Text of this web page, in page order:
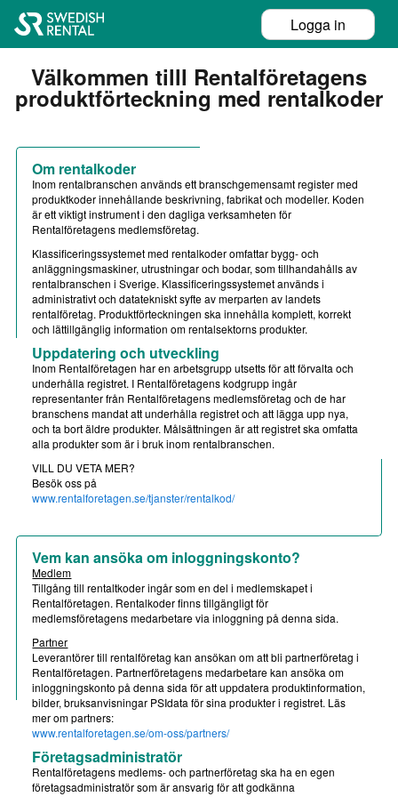
Logga in
Välkommen tilll Rentalföretagens
produktförteckning med rentalkoder
Om rentalkoder
Inom rentalbranschen används ett branschgemensamt register med
produktkoder innehållande beskrivning, fabrikat och modeller. Koden
är ett viktigt instrument i den dagliga verksamheten för
Rentalföretagens medlemsföretag.
Klassificeringssystemet med rentalkoder omfattar bygg- och
anläggningsmaskiner, utrustningar och bodar, som tillhandahålls av
rentalbranschen i Sverige. Klassificeringssystemet används i
administrativt och datatekniskt syfte av merparten av landets
rentalföretag. Produktförteckningen ska innehålla komplett, korrekt
och lättillgänglig information om rentalsektorns produkter.
Uppdatering och utveckling
Inom Rentalföretagen har en arbetsgrupp utsetts för att förvalta och
underhålla registret. I Rentalföretagens kodgrupp ingår
representanter från Rentalföretagens medlemsföretag och de har
branschens mandat att underhålla registret och att lägga upp nya,
och ta bort äldre produkter. Målsättningen är att registret ska omfatta
alla produkter som är i bruk inom rentalbranschen.
VILL DU VETA MER?
Besök oss på
www.rentalforetagen.se/tjanster/rentalkod/
Vem kan ansöka om inloggningskonto?
Medlem
Tillgång till rentaltkoder ingår som en del i medlemskapet i
Rentalföretagen. Rentalkoder finns tillgängligt för
medlemsföretagens medarbetare via inloggning på denna sida.
Partner
Leverantörer till rentalföretag kan ansökan om att bli partnerföretag i
Rentalföretagen. Partnerföretagens medarbetare kan ansöka om
inloggningskonto på denna sida för att uppdatera produktinformation,
bilder, bruksanvisningar PSIdata för sina produkter i registret. Läs
mer om partners:
www.rentalforetagen.se/om-oss/partners/
Företagsadministratör
Rentalföretagens medlems- och partnerföretag ska ha en egen
företagsadministratör som är ansvarig för att godkänna